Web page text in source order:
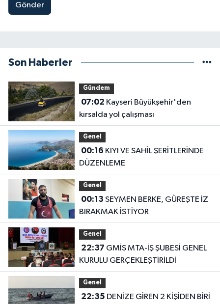
Gönder
Son Haberler
Gündem
07:02
kırsalda yol çalışması
Genel
00:16
DÜZENLEME
Genel
00:13
BIRAKMAK İSTİYOR
Genel
22:37
KURULU GERÇEKLEŞTİRİLDİ
Genel
22:35